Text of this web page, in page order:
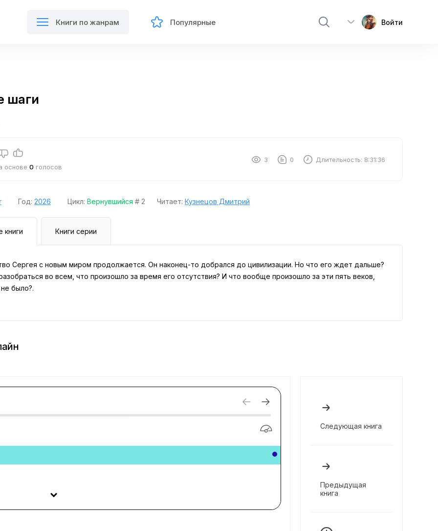
Книги по жанрам Популярные Войти
шаги
основе 0 голосов
3 0 Длительность: 8:31:36
Год: 2026 Цикл: Вернувшийся # 2 Читает: Кузнецов Дмитрий
книги Книги серии
Сергея с новым миром продолжается. Он наконец-то добрался до цивилизации. Но что его ждет дальше?
во всем, что произошло за время его отсутствия? И что вообще произошло за эти пять веков,
было?.
Следующая книга
Предыдущая
книга